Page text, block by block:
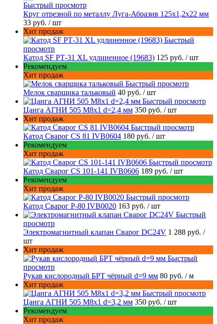
Быстрый просмотр
Круг отрезной по металлу Луга-Абразив 125x1,2x22 мм
33 руб. / шт
Хит продаж
Быстрый
просмотр
Катод SF РТ-31 XL удлиненное (19683) 125 руб. / шт
Рекомендуем
Хит продаж
Быстрый просмотр
Мелок сварщика тальковый 40 руб. / шт
Быстрый просмотр
Цанга АГНИ 505 М8х1 d=2,4 мм 350 руб. / шт
Хит продаж
Быстрый просмотр
Катод Сварог CS 81 IVB0604 180 руб. / шт
Рекомендуем
Хит продаж
Быстрый просмотр
Катод Сварог CS 101-141 IVB0606 189 руб. / шт
Рекомендуем
Хит продаж
Быстрый просмотр
Катод Сварог P-80 IVB0020 163 руб. / шт
Быстрый
просмотр
Электромагнитный клапан Сварог DC24V 1 288 руб. /
шт
Хит продаж
Быстрый
просмотр
Рукав кислородный БРТ чёрный d=9 мм 80 руб. / м
Хит продаж
Быстрый просмотр
Цанга АГНИ 505 М8х1 d=3,2 мм 350 руб. / шт
Рекомендуем
Хит продаж